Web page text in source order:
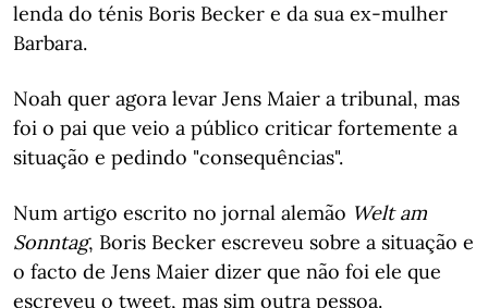
lenda do ténis Boris Becker e da sua ex-mulher
Barbara.
Noah quer agora levar Jens Maier a tribunal, mas
foi o pai que veio a público criticar fortemente a
situação e pedindo "consequências".
Num artigo escrito no jornal alemão Welt am
Sonntag, Boris Becker escreveu sobre a situação e
o facto de Jens Maier dizer que não foi ele que
escreveu o tweet, mas sim outra pessoa.